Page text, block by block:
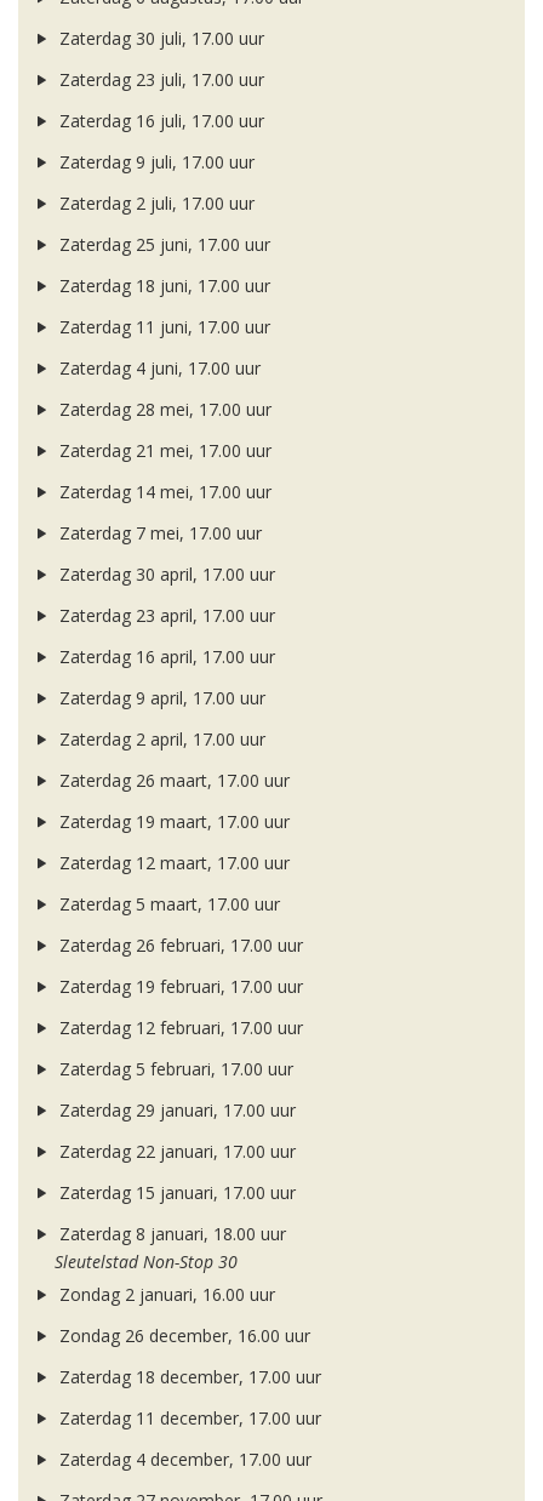
Zaterdag 30 juli, 17.00 uur
Zaterdag 23 juli, 17.00 uur
Zaterdag 16 juli, 17.00 uur
Zaterdag 9 juli, 17.00 uur
Zaterdag 2 juli, 17.00 uur
Zaterdag 25 juni, 17.00 uur
Zaterdag 18 juni, 17.00 uur
Zaterdag 11 juni, 17.00 uur
Zaterdag 4 juni, 17.00 uur
Zaterdag 28 mei, 17.00 uur
Zaterdag 21 mei, 17.00 uur
Zaterdag 14 mei, 17.00 uur
Zaterdag 7 mei, 17.00 uur
Zaterdag 30 april, 17.00 uur
Zaterdag 23 april, 17.00 uur
Zaterdag 16 april, 17.00 uur
Zaterdag 9 april, 17.00 uur
Zaterdag 2 april, 17.00 uur
Zaterdag 26 maart, 17.00 uur
Zaterdag 19 maart, 17.00 uur
Zaterdag 12 maart, 17.00 uur
Zaterdag 5 maart, 17.00 uur
Zaterdag 26 februari, 17.00 uur
Zaterdag 19 februari, 17.00 uur
Zaterdag 12 februari, 17.00 uur
Zaterdag 5 februari, 17.00 uur
Zaterdag 29 januari, 17.00 uur
Zaterdag 22 januari, 17.00 uur
Zaterdag 15 januari, 17.00 uur
Zaterdag 8 januari, 18.00 uur
Sleutelstad Non-Stop 30
Zondag 2 januari, 16.00 uur
Zondag 26 december, 16.00 uur
Zaterdag 18 december, 17.00 uur
Zaterdag 11 december, 17.00 uur
Zaterdag 4 december, 17.00 uur